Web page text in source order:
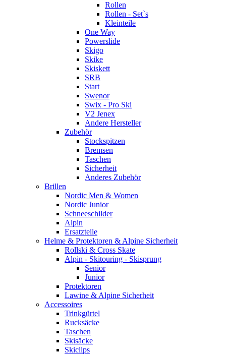
Rollen
Rollen - Set`s
Kleinteile
One Way
Powerslide
Skigo
Skike
Skiskett
SRB
Start
Swenor
Swix - Pro Ski
V2 Jenex
Andere Hersteller
Zubehör
Stockspitzen
Bremsen
Taschen
Sicherheit
Anderes Zubehör
Brillen
Nordic Men & Women
Nordic Junior
Schneeschilder
Alpin
Ersatzteile
Helme & Protektoren & Alpine Sicherheit
Rollski & Cross Skate
Alpin - Skitouring - Skisprung
Senior
Junior
Protektoren
Lawine & Alpine Sicherheit
Accessoires
Trinkgürtel
Rucksäcke
Taschen
Skisäcke
Skiclips